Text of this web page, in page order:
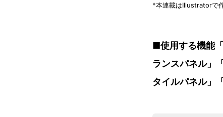
*本連載はIllustratorで
■使用する機能
ランスパネル」
タイルパネル」